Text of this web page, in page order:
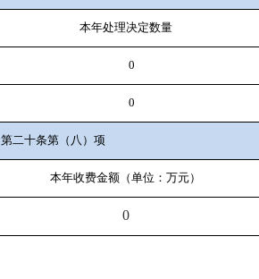
本年处理决定数量
0
0
第二十条第（八）项
本年收费金额（单位：万元）
0